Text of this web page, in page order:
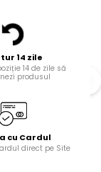
14 zile
14 de zile să
produsul
cu Cardul
direct pe Site